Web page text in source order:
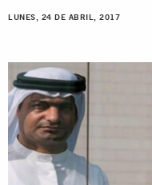
LUNES, 24 DE ABRIL, 2017